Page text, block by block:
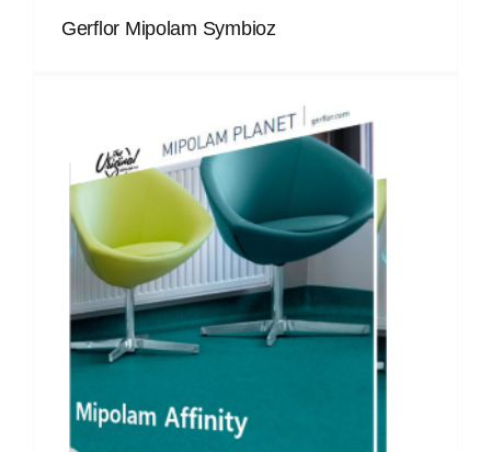
Gerflor Mipolam Symbioz